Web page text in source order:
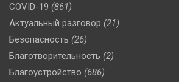
COVID-19 (861)
Актуальный разговор (21)
Безопасность (26)
Благотворительность (2)
Благоустройство (686)